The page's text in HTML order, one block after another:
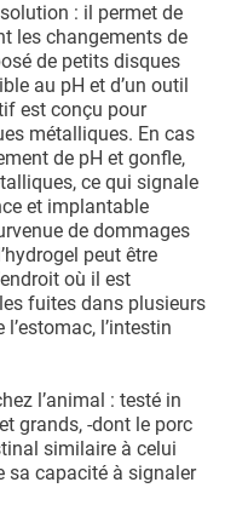
: il permet de
les changements de
de petits disques
au pH et d’un outil
est conçu pour
métalliques. En cas
de pH et gonfle,
ce qui signale
et implantable
de dommages
peut être
où il est
fuites dans plusieurs
l’intestin
l’animal : testé in
grands, -dont le porc
similaire à celui
sa capacité à signaler